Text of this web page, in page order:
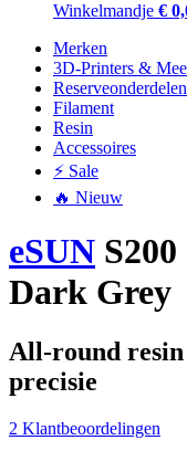
Winkelmandje €
Merken
3D-Printers &
Filament
Resin
Accessoires
⚡ Sale
🔥 Nieuw
eSUN
Dark Grey
All-round resin
precisie
2 Klantbeoordelingen